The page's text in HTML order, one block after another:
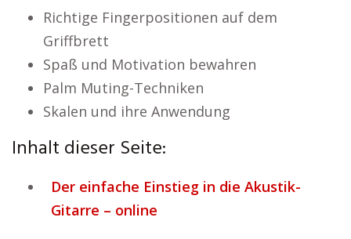
Richtige Fingerpositionen auf dem
Griffbrett
Spaß und Motivation bewahren
Palm Muting-Techniken
Skalen und ihre Anwendung
Inhalt dieser Seite:
Der einfache Einstieg in die Akustik-
Gitarre – online